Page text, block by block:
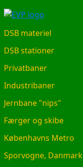
EVP.DK
DSB materiel
DSB stationer
Privatbaner
Industribaner
Jernbane "nips"
Færger og skibe
Københavns Metro
Sporvogne, Danmark